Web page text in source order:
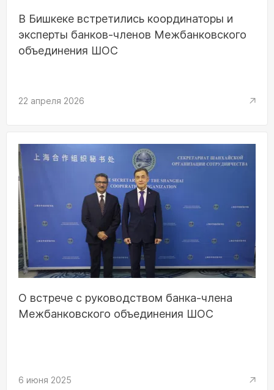
В Бишкеке встретились координаторы и
эксперты банков-членов Межбанковского
объединения ШОС
22 апреля 2026
О встрече с руководством банка-члена
Межбанковского объединения ШОС
6 июня 2025